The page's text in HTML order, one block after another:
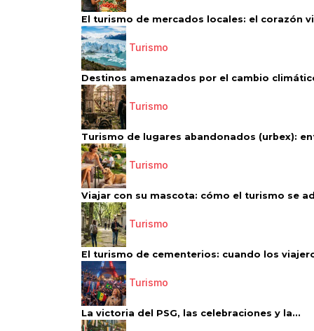
El turismo de mercados locales: el corazón
Turismo
Destinos amenazados por el cambio
Turismo
Turismo de lugares abandonados (urbex):
Turismo
Viajar con su mascota: cómo el turismo se
Turismo
El turismo de cementerios: cuando los
Turismo
La victoria del PSG, las celebraciones y la...